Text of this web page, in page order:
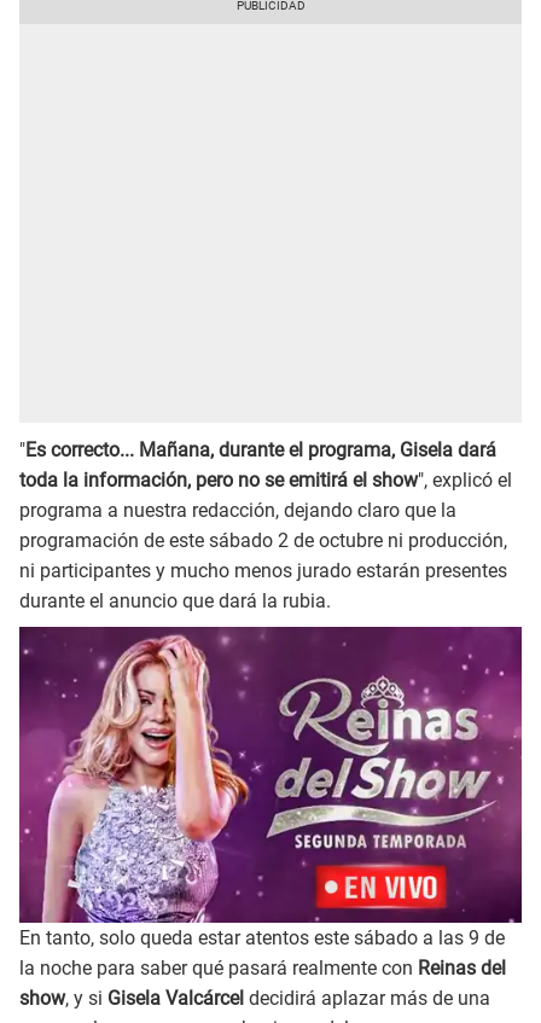
"Es correcto... Mañana, durante el programa, Gisela dará
toda la información, pero no se emitirá el show", explicó el
programa a nuestra redacción, dejando claro que la
programación de este sábado 2 de octubre ni producción,
ni participantes y mucho menos jurado estarán presentes
durante el anuncio que dará la rubia.
En tanto, solo queda estar atentos este sábado a las 9 de
la noche para saber qué pasará realmente con Reinas del
show, y si Gisela Valcárcel decidirá aplazar más de una